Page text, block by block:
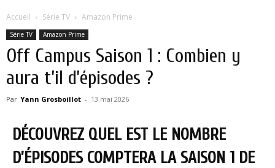
Accueil Série TV Amazon Prime
Série TV Amazon Prime
Off Campus Saison 1 : Combien y
aura t’il d’épisodes ?
Par Yann Grosboillot - 13 mai 2026
DÉCOUVREZ QUEL EST LE NOMBRE
D’ÉPISODES COMPTERA LA SAISON 1 DE